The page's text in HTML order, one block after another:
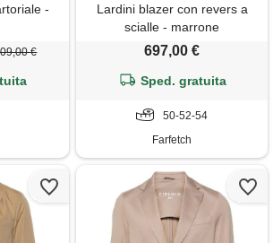
-
€
Lardini blazer con revers a
scialle - marrone
697,00 €
Sped. gratuita
50-52-54
Farfetch